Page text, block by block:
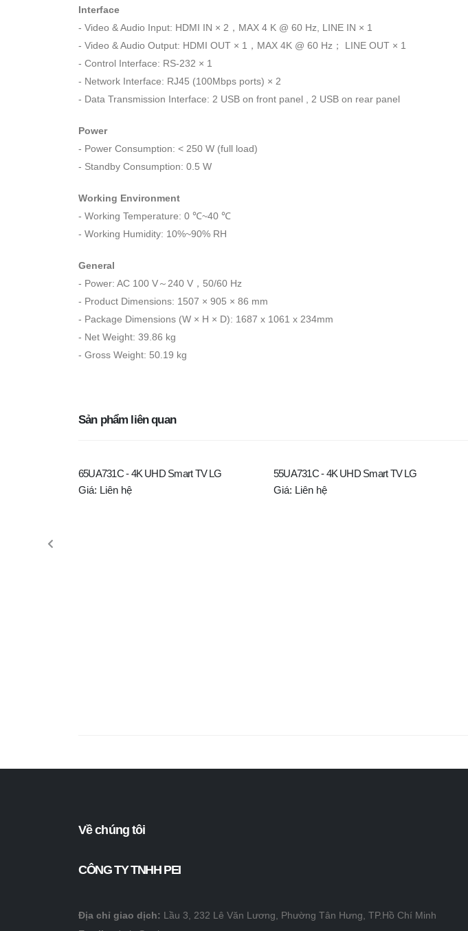
Interface
- Video & Audio Input: HDMI IN × 2，MAX 4 K @ 60 Hz, LINE IN × 1
- Video & Audio Output: HDMI OUT × 1，MAX 4K @ 60 Hz； LINE OUT × 1
- Control Interface: RS-232 × 1
- Network Interface: RJ45 (100Mbps ports) × 2
- Data Transmission Interface: 2 USB on front panel , 2 USB on rear panel
Power
- Power Consumption: < 250 W (full load)
- Standby Consumption: 0.5 W
Working Environment
- Working Temperature: 0 ℃~40 ℃
- Working Humidity: 10%~90% RH
General
- Power: AC 100 V～240 V，50/60 Hz
- Product Dimensions: 1507 × 905 × 86 mm
- Package Dimensions (W × H × D): 1687 x 1061 x 234mm
- Net Weight: 39.86 kg
- Gross Weight: 50.19 kg
Sản phẩm liên quan
65UA731C - 4K UHD Smart TV LG
Giá: Liên hệ
55UA731C - 4K UHD Smart TV LG
Giá: Liên hệ
Về chúng tôi
CÔNG TY TNHH PEI
Địa chỉ giao dịch: Lầu 3, 232 Lê Văn Lương, Phường Tân Hưng, TP.Hồ Chí Minh